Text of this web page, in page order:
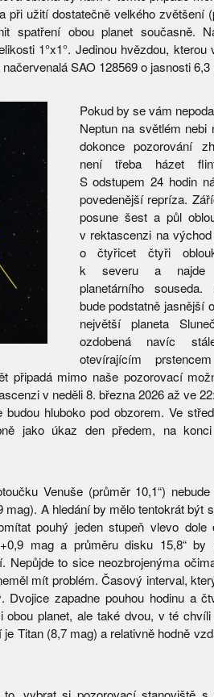
při užití dostatečně velkého zvětšení
spatření obou planet současně.
1°x1°. Jedinou hvězdou, kterou
SAO 128569 o jasnosti 6,3
Pokud by se vám
Neptun na světlém nebi
dokonce pozorování
není třeba házet
S odstupem 24 hodin
povedenější repríza.
posune šest a půl
v rektascenzi na
o čtyřicet čtyři
k severu a najde
planetárního
bude podstatně jasnější
největší planeta
ozdobená navíc
otevírajícím
připadá mimo naše pozorovací
v neděli 8. března 2026 až ve
hluboko pod obzorem. Ve
jako úkaz den předem, na
Venuše (průměr 10,1“)
A hledání by mělo tentokrát být
pouhý jeden stupeň vlevo dole
mag a průměru disku 15,8“
Nepůjde to sice neozbrojenýma
mít problém. Časový interval,
Dvojice zapadne pouhou hodinu a
obou planet, ale také dvou, v té
Titan (8,7 mag) a relativně hodně